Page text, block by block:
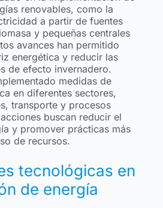
renovables, como la
a partir de fuentes
y pequeñas centrales
avances han permitido
energética y reducir las
de efecto invernadero.
medidas de
en diferentes sectores,
transporte y procesos
buscan reducir el
y promover prácticas más
de recursos.
tecnológicas en
de energía